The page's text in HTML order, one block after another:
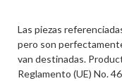
Las piezas
pero son
van destinadas.
Reglamento (UE) No.